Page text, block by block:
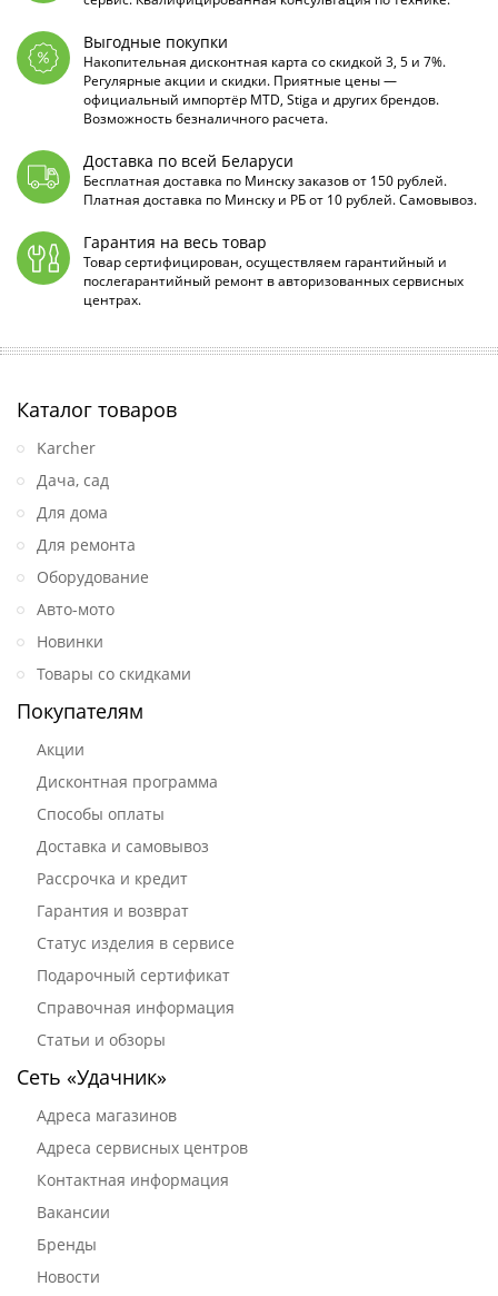
Выгодные покупки
Накопительная дисконтная карта со скидкой 3, 5 и 7%.
Регулярные акции и скидки. Приятные цены —
официальный импортёр MTD, Stiga и других брендов.
Возможность безналичного расчета.
Доставка по всей Беларуси
Бесплатная доставка по Минску заказов от 150 рублей.
Платная доставка по Минску и РБ от 10 рублей. Самовывоз.
Гарантия на весь товар
Товар сертифицирован, осуществляем гарантийный и
послегарантийный ремонт в авторизованных сервисных
центрах.
Каталог товаров
Karcher
Дача, сад
Для дома
Для ремонта
Оборудование
Авто-мото
Новинки
Товары со скидками
Покупателям
Акции
Дисконтная программа
Способы оплаты
Доставка и самовывоз
Рассрочка и кредит
Гарантия и возврат
Статус изделия в сервисе
Подарочный сертификат
Справочная информация
Статьи и обзоры
Сеть «Удачник»
Адреса магазинов
Адреса сервисных центров
Контактная информация
Вакансии
Бренды
Новости